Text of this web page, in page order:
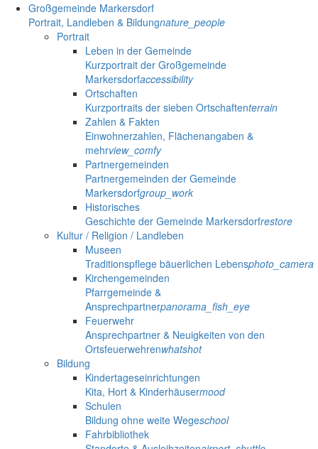
Großgemeinde Markersdorf
Portrait, Landleben & Bildungnature_people
Portrait
Leben in der Gemeinde
Kurzportrait der Großgemeinde
Markersdorfaccessibility
Ortschaften
Kurzportraits der sieben Ortschaftenterrain
Zahlen & Fakten
Einwohnerzahlen, Flächenangaben &
mehrview_comfy
Partnergemeinden
Partnergemeinden der Gemeinde
Markersdorfgroup_work
Historisches
Geschichte der Gemeinde Markersdorfrestore
Kultur / Religion / Landleben
Museen
Traditionspflege bäuerlichen Lebensphoto_camera
Kirchengemeinden
Pfarrgemeinde &
Ansprechpartnerpanorama_fish_eye
Feuerwehr
Ansprechpartner & Neuigkeiten von den
Ortsfeuerwehrenwhatshot
Bildung
Kindertageseinrichtungen
Kita, Hort & Kinderhäusermood
Schulen
Bildung ohne weite Wegeschool
Fahrbibliothek